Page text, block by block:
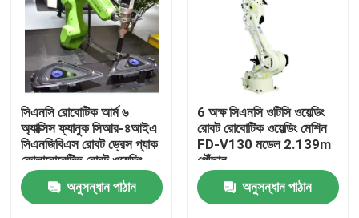
ভিডিও
আমাদের সম্পর্কে
কারখানা ভ্রমণ
মান নিয়ন্ত্রণ
সিএনসি রোবোটিক আর্ম ৬
অ্যাক্সিস ফ্যানুক সিআর-৪আইএ
সিএনজিবিএস রোবট ড্রেস প্যাক
কোলাবোরেটিভ রোবট ওয়েল্ডিং
অনুসন্ধান পাঠান
6 অক্ষ সিএনসি ওটিসি ওয়েল্ডিং
রোবট রোবোটিক ওয়েল্ডিং মেশিন
FD-V130 মডেল 2.139m
পৌঁছান
অনুসন্ধান পাঠান